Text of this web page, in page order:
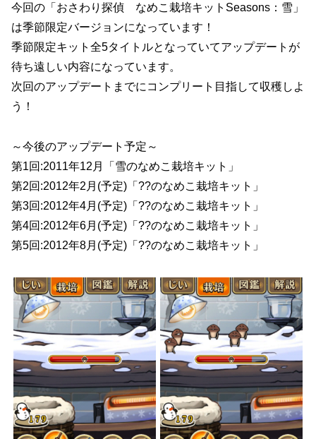
今回の「おさわり探偵 なめこ栽培キットSeasons：雪」
は季節限定バージョンになっています！
季節限定キット全5タイトルとなっていてアップデートが
待ち遠しい内容になっています。
次回のアップデートまでにコンプリート目指して収穫しよ
う！
～今後のアップデート予定～
第1回:2011年12月「雪のなめこ栽培キット」
第2回:2012年2月(予定)「??のなめこ栽培キット」
第3回:2012年4月(予定)「??のなめこ栽培キット」
第4回:2012年6月(予定)「??のなめこ栽培キット」
第5回:2012年8月(予定)「??のなめこ栽培キット」